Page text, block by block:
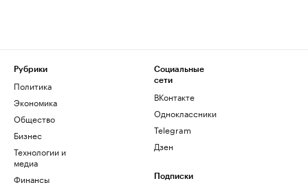
Рубрики
Политика
Экономика
Общество
Бизнес
Технологии и
медиа
Финансы
Социальные
сети
ВКонтакте
Одноклассники
Telegram
Дзен
Подписки